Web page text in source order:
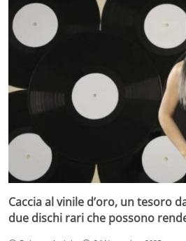
Caccia al vinile d’oro, un tesoro
due dischi rari che possono